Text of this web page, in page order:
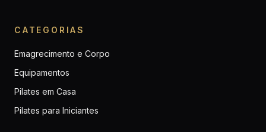
CATEGORIAS
Emagrecimento e Corpo
Equipamentos
Pilates em Casa
Pilates para Iniciantes